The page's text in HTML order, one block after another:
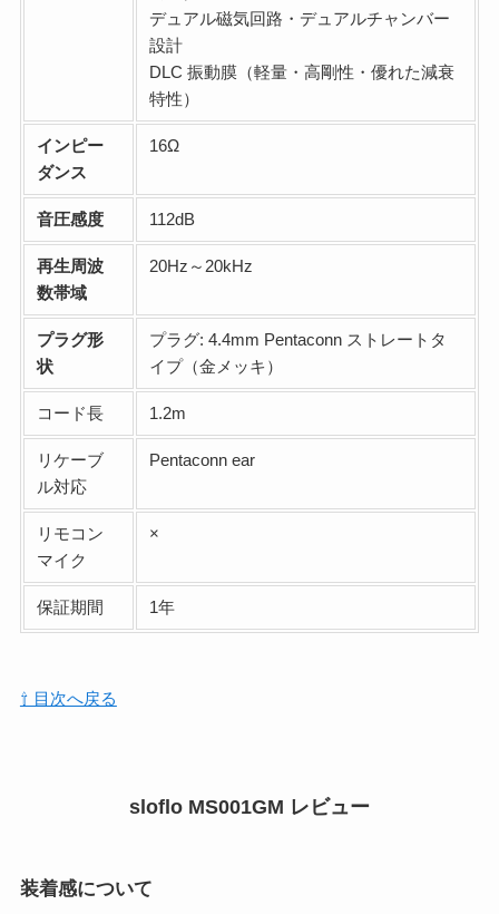
デュアル磁気回路・デュアルチャンバー
設計
DLC 振動膜（軽量・高剛性・優れた減衰
特性）
インピー
ダンス
16Ω
音圧感度 112dB
再生周波
数帯域
20Hz～20kHz
プラグ形
状
プラグ: 4.4mm Pentaconn ストレートタ
イプ（金メッキ）
コード長 1.2m
リケーブ
ル対応
Pentaconn ear
リモコン
マイク
×
保証期間 1年
⇧ 目次へ戻る
sloflo MS001GM レビュー
装着感について